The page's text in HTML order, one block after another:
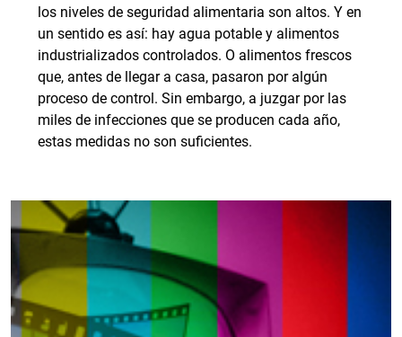
los niveles de seguridad alimentaria son altos. Y en
un sentido es así: hay agua potable y alimentos
industrializados controlados. O alimentos frescos
que, antes de llegar a casa, pasaron por algún
proceso de control. Sin embargo, a juzgar por las
miles de infecciones que se producen cada año,
estas medidas no son suficientes.